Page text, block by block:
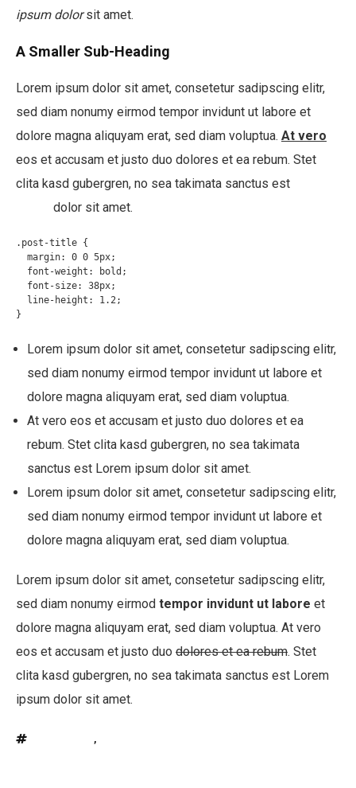
ipsum dolorsit amet.
A Smaller Sub-Heading
Lorem ipsum dolor sit amet, consetetur sadipscing elitr,
sed diam nonumy eirmod tempor invidunt ut labore et
dolore magna aliquyam erat, sed diam voluptua. At vero
eos et accusam et justo duo dolores et ea rebum. Stet
clita kasd gubergren, no sea takimata sanctus est
dolor sit amet.
.post-title {
  margin: 0 0 5px;
  font-weight: bold;
  font-size: 38px;
  line-height: 1.2;
}
Lorem ipsum dolor sit amet, consetetur sadipscing elitr,
sed diam nonumy eirmod tempor invidunt ut labore et
dolore magna aliquyam erat, sed diam voluptua.
At vero eos et accusam et justo duo dolores et ea
rebum. Stet clita kasd gubergren, no sea takimata
sanctus est Lorem ipsum dolor sit amet.
Lorem ipsum dolor sit amet, consetetur sadipscing elitr,
sed diam nonumy eirmod tempor invidunt ut labore et
dolore magna aliquyam erat, sed diam voluptua.
Lorem ipsum dolor sit amet, consetetur sadipscing elitr,
sed diam nonumy eirmod tempor invidunt ut labore et
dolore magna aliquyam erat, sed diam voluptua. At vero
eos et accusam et justo duo dolores et ea rebum. Stet
clita kasd gubergren, no sea takimata sanctus est Lorem
ipsum dolor sit amet.
,